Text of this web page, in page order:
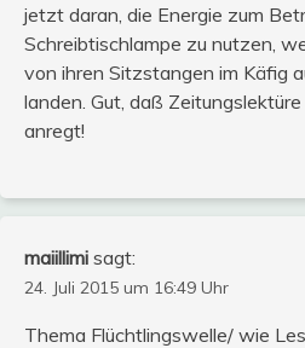
jetzt daran, die Energie zum
Schreibtischlampe zu nutzen,
von ihren Sitzstangen im Käfig
landen. Gut, daß
anregt!
maiillimi sagt:
24. Juli 2015 um 16:49 Uhr
Thema Flüchtlingswelle/ wie